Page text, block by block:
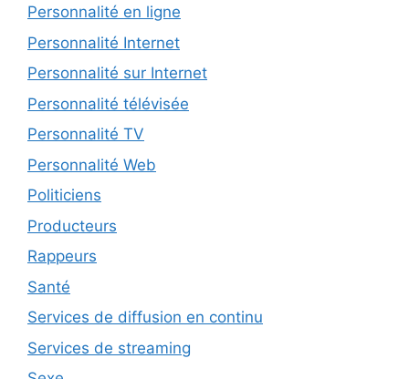
Personnalité en ligne
Personnalité Internet
Personnalité sur Internet
Personnalité télévisée
Personnalité TV
Personnalité Web
Politiciens
Producteurs
Rappeurs
Santé
Services de diffusion en continu
Services de streaming